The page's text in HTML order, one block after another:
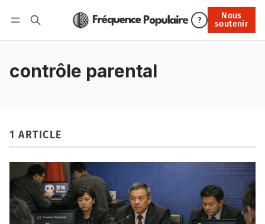
?
Nous
soutenir
Nous soutenir
contrôle parental
1 ARTICLE